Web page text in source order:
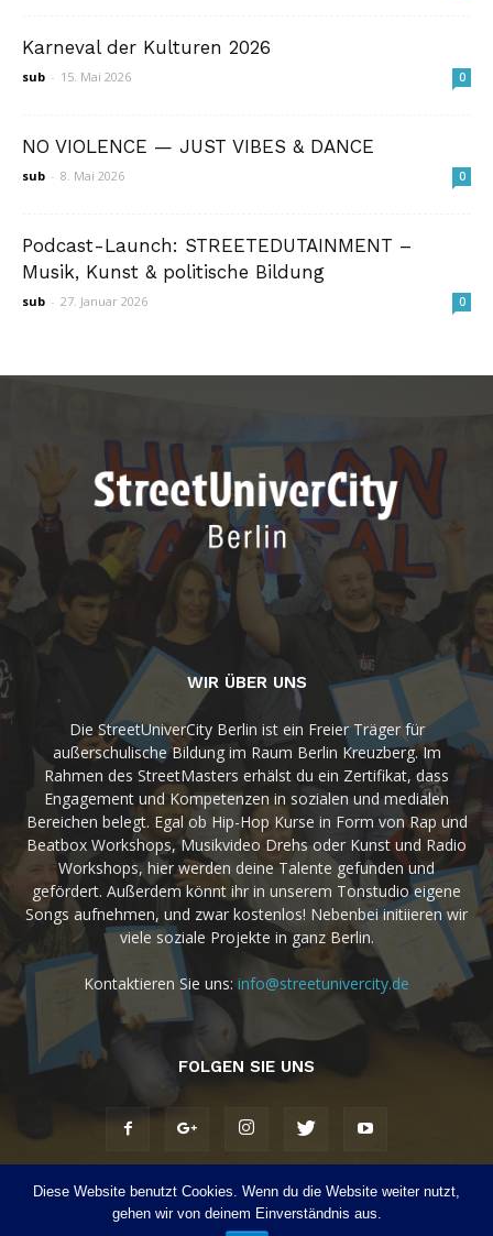
Karneval der Kulturen 2026
sub - 15. Mai 2026 0
NO VIOLENCE — JUST VIBES & DANCE
sub - 8. Mai 2026 0
Podcast-Launch: STREETEDUTAINMENT –
Musik, Kunst & politische Bildung
sub - 27. Januar 2026 0
WIR ÜBER UNS
Die StreetUniverCity Berlin ist ein Freier Träger für
außerschulische Bildung im Raum Berlin Kreuzberg. Im
Rahmen des StreetMasters erhälst du ein Zertifikat, dass
Engagement und Kompetenzen in sozialen und medialen
Bereichen belegt. Egal ob Hip-Hop Kurse in Form von Rap und
Beatbox Workshops, Musikvideo Drehs oder Kunst und Radio
Workshops, hier werden deine Talente gefunden und
gefördert. Außerdem könnt ihr in unserem Tonstudio eigene
Songs aufnehmen, und zwar kostenlos! Nebenbei initiieren wir
viele soziale Projekte in ganz Berlin.
Kontaktieren Sie uns: info@streetunivercity.de
FOLGEN SIE UNS
Über uns Kontact Datenschutzerklärung
Diese Website benutzt Cookies. Wenn du die Website weiter nutzt,
gehen wir von deinem Einverständnis aus.